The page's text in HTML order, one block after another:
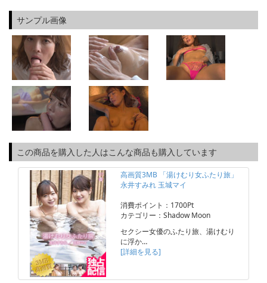
サンプル画像
この商品を購入した人はこんな商品も購入しています
高画質3MB 「湯けむり女ふたり旅」
永井すみれ 玉城マイ
消費ポイント：1700Pt
カテゴリー：Shadow Moon
セクシー女優のふたり旅、湯けむり
に浮か…
[詳細を見る]